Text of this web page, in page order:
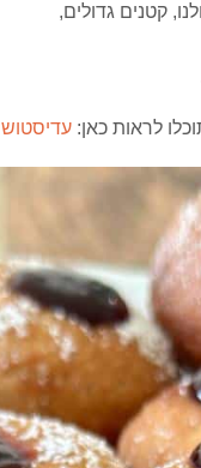
קטנים גדולים,
לראות כאן: עדיסטוש